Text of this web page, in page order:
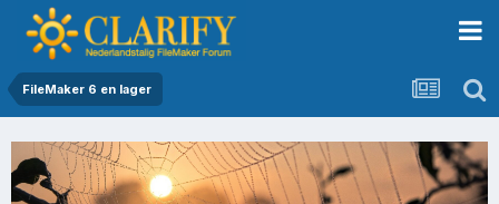
FileMaker 6 en lager